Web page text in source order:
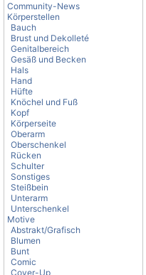
Community-News
Körperstellen
Bauch
Brust und Dekolleté
Genitalbereich
Gesäß und Becken
Hals
Hand
Hüfte
Knöchel und Fuß
Kopf
Körperseite
Oberarm
Oberschenkel
Rücken
Schulter
Sonstiges
Steißbein
Unterarm
Unterschenkel
Motive
Abstrakt/Grafisch
Blumen
Bunt
Comic
Cover-Up